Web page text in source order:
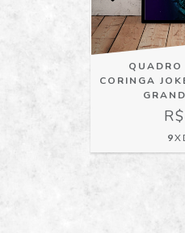
QUADRO
CORINGA
9X